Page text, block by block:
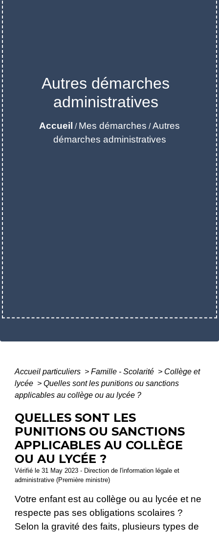
Autres démarches
administratives
Accueil / Mes démarches /Autres
démarches administratives
Accueil particuliers > Famille - Scolarité > Collège et
lycée > Quelles sont les punitions ou sanctions
applicables au collège ou au lycée ?
QUELLES SONT LES
PUNITIONS OU SANCTIONS
APPLICABLES AU COLLÈGE
OU AU LYCÉE ?
Vérifié le 31 May 2023 - Direction de l'information légale et
administrative (Première ministre)
Votre enfant est au collège ou au lycée et ne
respecte pas ses obligations scolaires ?
Selon la gravité des faits, plusieurs types de